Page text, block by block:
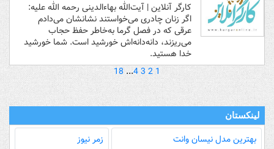
کارگر آنلاین | آیت‌الله بهاءالدینی رحمه الله علیه:
اگر زنان چادری می‌خواستند نشانشان می‌دادم
عرقی که در فصل گرما به‌خاطر حفظ حجاب
می‌ریزند، دانه‌دانه‌اش خورشید است. شما خورشید
خدا هستید.
1
2
3
4
...
18
لینکستان
بهترین مدل‌ نیسان وانت زمر نیوز